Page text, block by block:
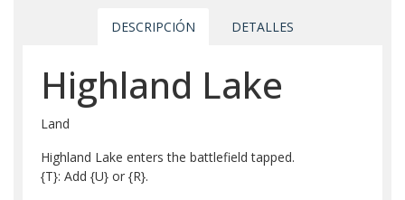
DESCRIPCIÓN DETALLES
Highland Lake
Land
Highland Lake enters the battlefield tapped.
{T}: Add {U} or {R}.